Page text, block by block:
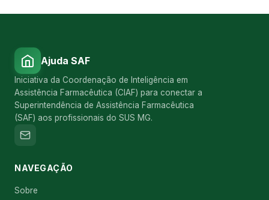
Ajuda SAF
Iniciativa da Coordenação de Inteligência em
Assistência Farmacêutica (CIAF) para conectar a
Superintendência de Assistência Farmacêutica
(SAF) aos profissionais do SUS MG.
NAVEGAÇÃO
Sobre